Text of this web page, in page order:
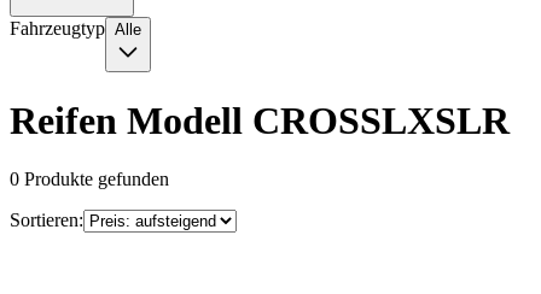
Fahrzeugtyp Alle
Reifen Modell CROSSLXSLR
0 Produkte gefunden
Sortieren: